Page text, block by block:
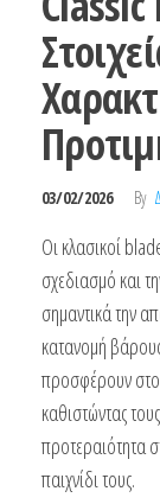
03/02/2026 By
Οι κλασικοί
σχεδιασμό και
σημαντικά την
κατανομή
προσφέρουν
καθιστώντας
προτεραιότητα
παιχνίδι τους.